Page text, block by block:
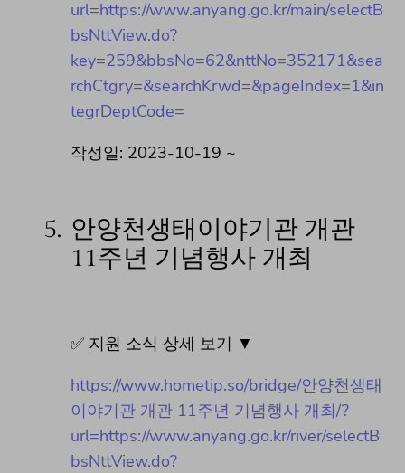
url=https://www.anyang.go.kr/main/selectB
bsNttView.do?
key=259&bbsNo=62&nttNo=352171&sea
rchCtgry=&searchKrwd=&pageIndex=1&in
tegrDeptCode=
작성일: 2023-10-19 ~
5. 안양천생태이야기관 개관
11주년 기념행사 개최
✅ 지원 소식 상세 보기 ▼
https://www.hometip.so/bridge/안양천생태
이야기관 개관 11주년 기념행사 개최/?
url=https://www.anyang.go.kr/river/selectB
bsNttView.do?